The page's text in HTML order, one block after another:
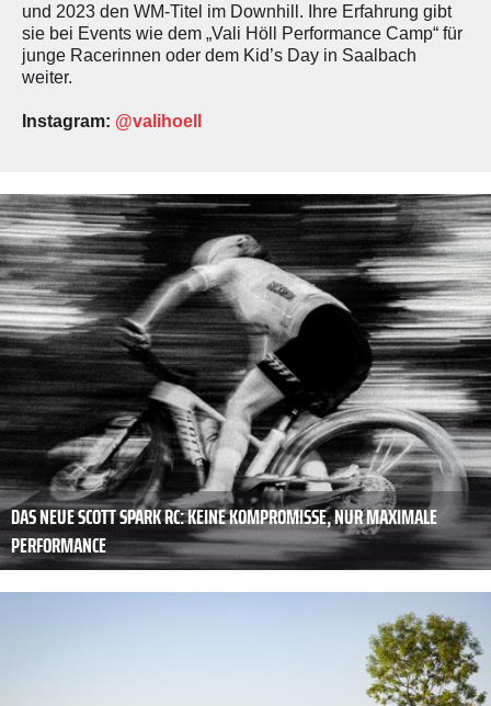
und 2023 den WM-Titel im Downhill. Ihre Erfahrung gibt
sie bei Events wie dem „Vali Höll Performance Camp“ für
junge Racerinnen oder dem Kid’s Day in Saalbach
weiter.
Instagram: @valihoell
DAS NEUE SCOTT SPARK RC: KEINE KOMPROMISSE, NUR MAXIMALE
PERFORMANCE